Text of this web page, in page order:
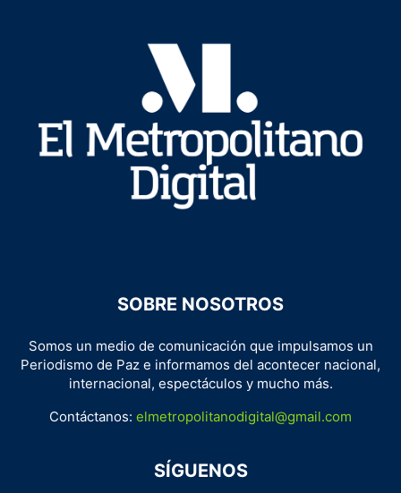
SOBRE NOSOTROS
Somos un medio de comunicación que impulsamos un
Periodismo de Paz e informamos del acontecer nacional,
internacional, espectáculos y mucho más.
Contáctanos: elmetropolitanodigital@gmail.com
SÍGUENOS